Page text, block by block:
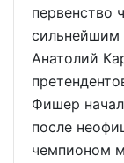
первенство
сильнейшим
Анатолий
Фишер начал
после
чемпионом